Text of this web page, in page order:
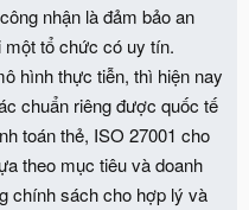
nhận là đảm bảo an
một tổ chức có uy tín.
hình thực tiễn, thì hiện nay
chuẩn riêng được quốc tế
toán thẻ, ISO 27001 cho
theo mục tiêu và doanh
chính sách cho hợp lý và